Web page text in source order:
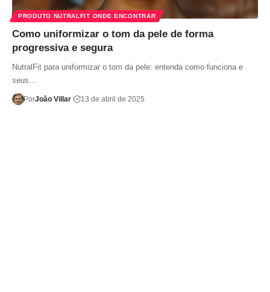
PRODUTO NUTRALFIT ONDE ENCONTRAR
Como uniformizar o tom da pele de forma
progressiva e segura
NutralFit para uniformizar o tom da pele: entenda como funciona e
seus…
PorJoão Villar 13 de abril de 2025